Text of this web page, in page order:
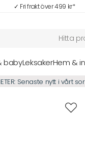
✓ Fri frakt över 499 kr*
babyLeksakerHem &
Senaste nytt i vårt